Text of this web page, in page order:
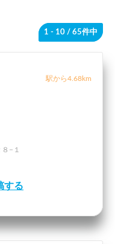
1 - 10 / 65件中
駅から4.68km
−１
する